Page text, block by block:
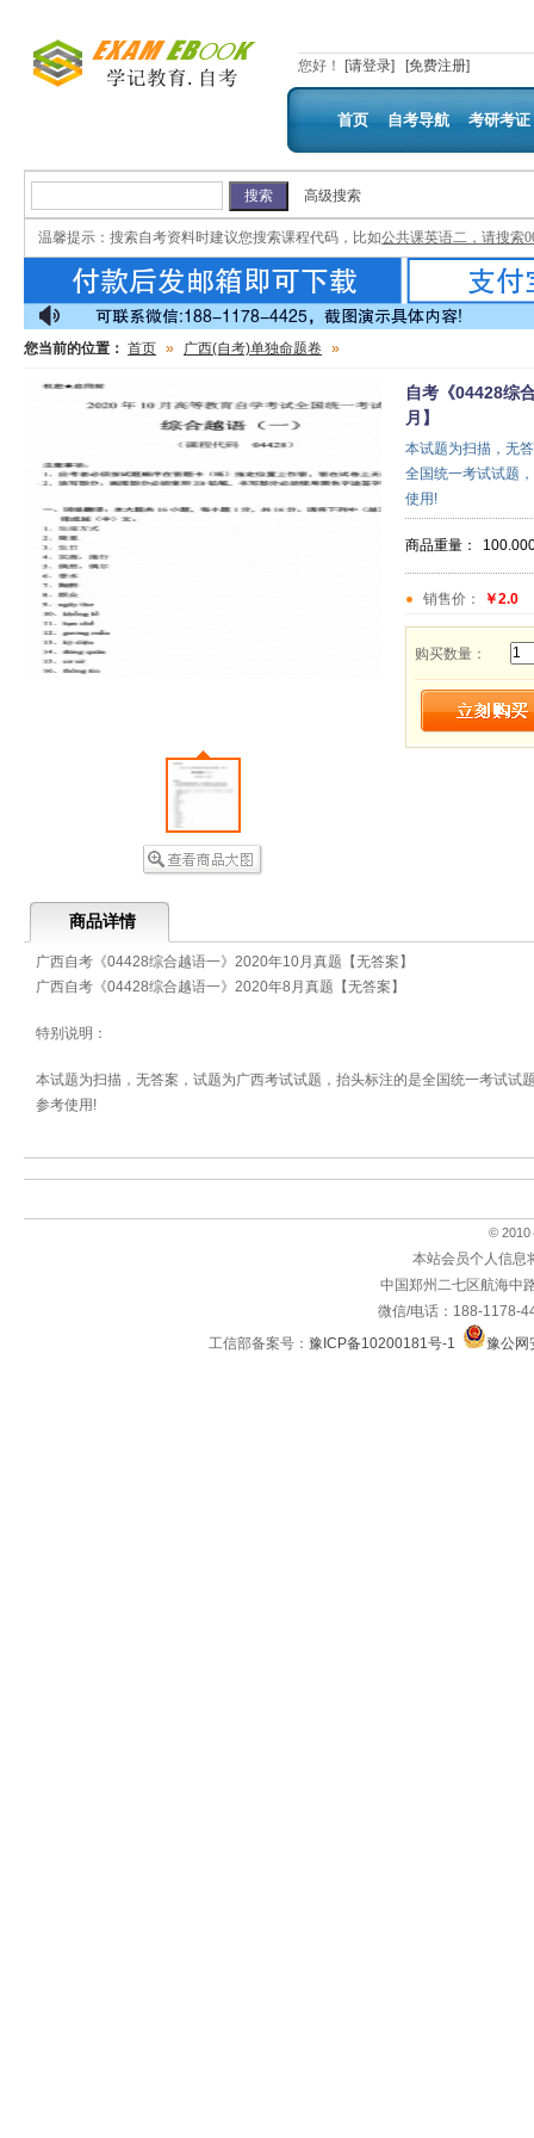
您好 ！ [请登录] [免费注册]
首页 自考导航 考研考证
高级搜索
温馨提示： 搜索自考资料时建议您搜索课程代码，比如公共课英语二，请搜索
您当前的位置： 首页 » 广西(自考)单独命题卷 »
自考《04428综
月】
本试题为扫描，无
全国统一考试试题
使用!
商品重量：
销售价： ￥2.0
购买数量：
商品详情
广西自考《04428综合越语一》2020年10月真题【无答案】
广西自考《04428综合越语一》2020年8月真题【无答案】
特别说明：
本试题为扫描，无答案，试题为广西考试试题，抬头标注的是全国统一考试试
参考使用!
© 2010
本站会员个人信息
中国郑州二七区航海中
微信/电话：188-1178-
工信部备案号： 豫ICP备10200181号-1 豫公网